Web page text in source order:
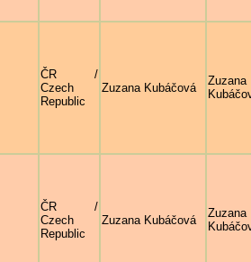
ČR /
Czech
Republic
Zuzana Kubáčová
Zuzana
ČR /
Czech
Republic
Zuzana Kubáčová
Zuzana